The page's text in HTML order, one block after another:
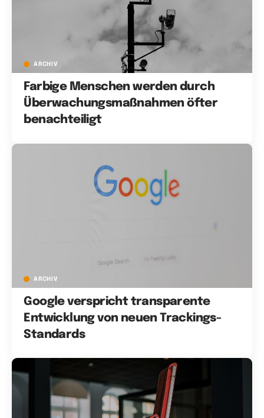
ARCHIV
Farbige Menschen werden durch
Überwachungsmaßnahmen öfter
benachteiligt
ARCHIV
Google verspricht transparente
Entwicklung von neuen Trackings-
Standards